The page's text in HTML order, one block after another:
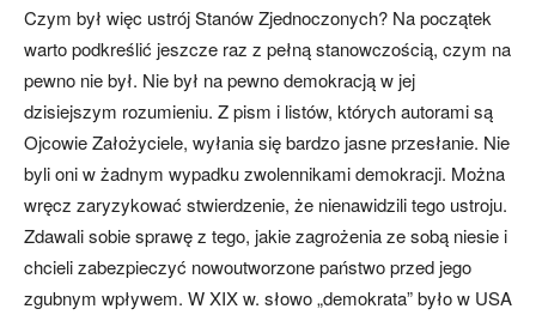
Czym był więc ustrój Stanów Zjednoczonych? Na początek
warto podkreślić jeszcze raz z pełną stanowczością, czym na
pewno nie był. Nie był na pewno demokracją w jej
dzisiejszym rozumieniu. Z pism i listów, których autorami są
Ojcowie Założyciele, wyłania się bardzo jasne przesłanie. Nie
byli oni w żadnym wypadku zwolennikami demokracji. Można
wręcz zaryzykować stwierdzenie, że nienawidzili tego ustroju.
Zdawali sobie sprawę z tego, jakie zagrożenia ze sobą niesie i
chcieli zabezpieczyć nowoutworzone państwo przed jego
zgubnym wpływem. W XIX w. słowo „demokrata” było w USA